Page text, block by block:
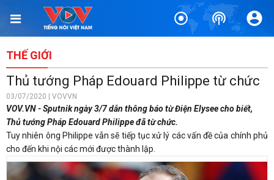
THẾ GIỚI
Thủ tướng Pháp Edouard Philippe từ chức
03/07/2020 | VOVVN
VOV.VN - Sputnik ngày 3/7 dẫn thông báo từ Điện Elysee cho biết,
Thủ tướng Pháp Edouard Philippe đã từ chức.
Tuy nhiên ông Philippe vẫn sẽ tiếp tục xử lý các vấn đề của chính phủ
cho đến khi nội các mới được thành lập.